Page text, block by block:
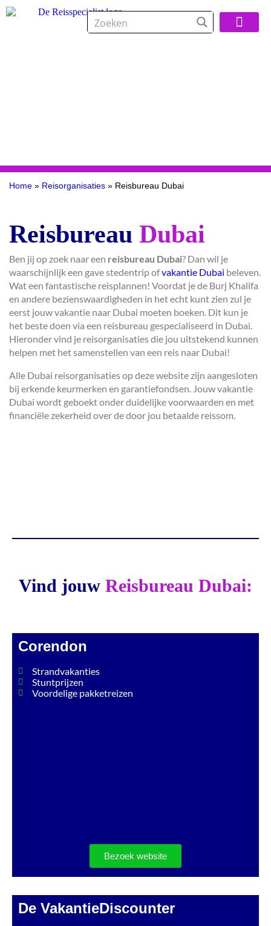
Home » Reisorganisaties » Reisbureau Dubai
Reisbureau Dubai
Ben jij op zoek naar een reisbureau Dubai? Dan wil je
waarschijnlijk een gave stedentrip ofvakantie Dubai beleven.
Wat een fantastische reisplannen! Voordat je de Burj Khalifa
en andere bezienswaardigheden in het echt kunt zien zul je
eerst jouw vakantie naar Dubai moeten boeken. Dit kun je
het beste doen via een reisbureau gespecialiseerd in Dubai.
Hieronder vind je reisorganisaties die jou uitstekend kunnen
helpen met het samenstellen van een reis naar Dubai!
Alle Dubai reisorganisaties op deze website zijn aangesloten
bij erkende keurmerken en garantiefondsen. Jouw vakantie
Dubai wordt geboekt onder duidelijke voorwaarden en met
financiële zekerheid over de door jou betaalde reissom.
Vind jouw Reisbureau Dubai:
Corendon
Strandvakanties
Stuntprijzen
Voordelige pakketreizen
Bezoek website
De VakantieDiscounter